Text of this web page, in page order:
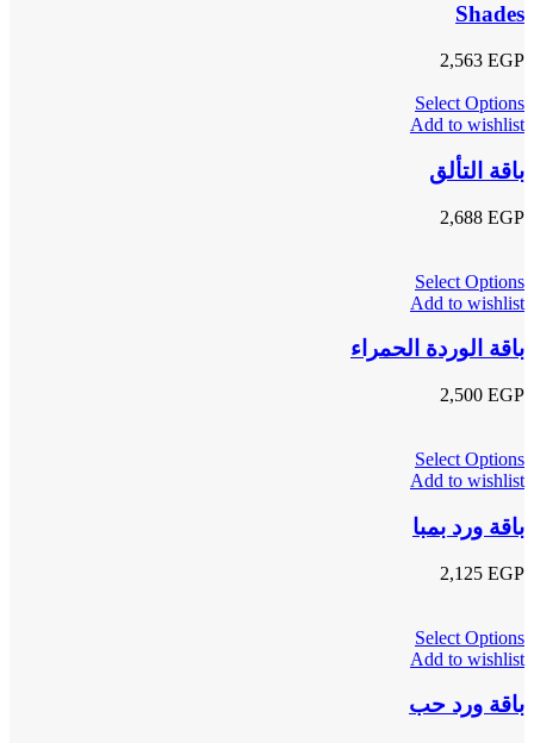
Shades
2,563 EGP
Select Options
Add to wishlist
باقة التألق
2,688 EGP
Select Options
Add to wishlist
باقة الوردة الحمراء
2,500 EGP
Select Options
Add to wishlist
باقة ورد بمبا
2,125 EGP
Select Options
Add to wishlist
باقة ورد حب